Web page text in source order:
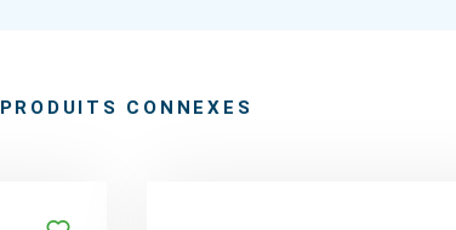
PRODUITS CONNEXES